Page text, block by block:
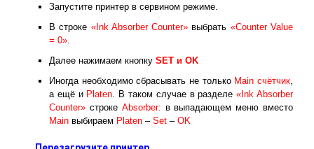
Запустите принтер в сервином режиме.
В строке «Ink Absorber Counter» выбрать «Counter Value
= 0».
Далее нажимаем кнопку SET и ОK
Иногда необходимо сбрасывать не только Main счётчик,
а ещё и Platen. В таком случае в разделе«Ink Absorber
Counter» строке Absorber: в выпадающем меню вместо
Main выбираем Platen – Set – OK